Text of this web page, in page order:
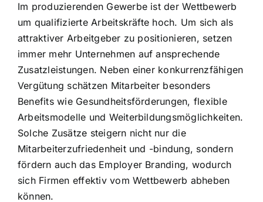
Im produzierenden Gewerbe ist der Wettbewerb
um qualifizierte Arbeitskräfte hoch. Um sich als
attraktiver Arbeitgeber zu positionieren, setzen
immer mehr Unternehmen auf ansprechende
Zusatzleistungen. Neben einer konkurrenzfähigen
Vergütung schätzen Mitarbeiter besonders
Benefits wie Gesundheitsförderungen, flexible
Arbeitsmodelle und Weiterbildungsmöglichkeiten.
Solche Zusätze steigern nicht nur die
Mitarbeiterzufriedenheit und -bindung, sondern
fördern auch das Employer Branding, wodurch
sich Firmen effektiv vom Wettbewerb abheben
können.